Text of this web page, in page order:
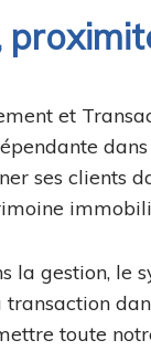
et
ses clients
la gestion, le
toute